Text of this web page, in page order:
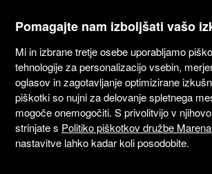
marenauta
Najem plovil Sejšeli
Izberi datum odhoda in najdi
Pomagajte nam izboljšati vašo
Mi in izbrane tretje osebe uporabljamo
tehnologije za personalizacijo vsebin,
oglasov in zagotavljanje optimizirane
piškotki so nujni za delovanje spletnega
mogoče onemogočiti. S privolitvijo v
strinjate s Politiko piškotkov družbe
nastavitve lahko kadar koli posodobite.